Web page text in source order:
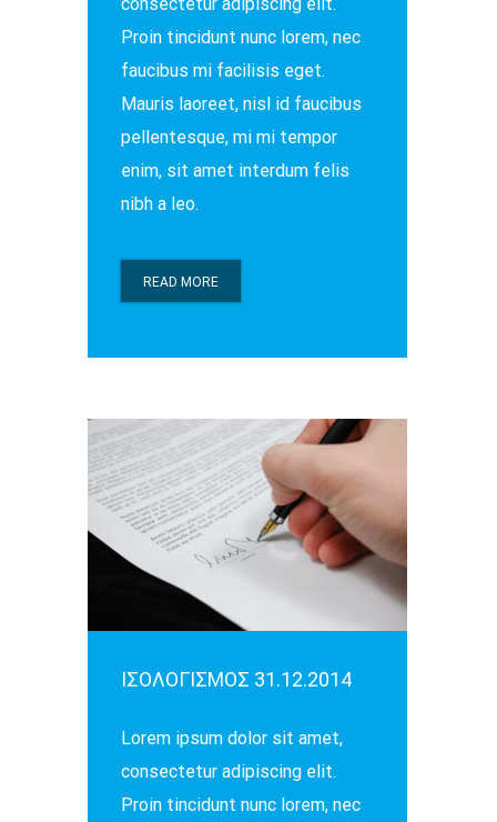
Proin tincidunt nunc lorem, nec
faucibus mi facilisis eget.
Mauris laoreet, nisl id faucibus
pellentesque, mi mi tempor
enim, sit amet interdum felis
nibh a leo.
READ MORE
ΙΣΟΛΟΓΙΣΜΟΣ 31.12.2014
Lorem ipsum dolor sit amet,
consectetur adipiscing elit.
Proin tincidunt nunc lorem, nec